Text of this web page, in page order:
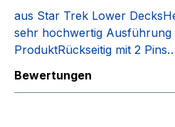
aus Star Trek Lower
sehr hochwertig Ausführung
ProduktRückseitig mit 2
Bewertungen